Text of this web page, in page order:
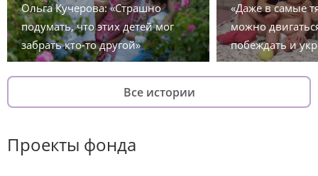
Ольга Кучерова: «Страшно
подумать, что этих детей мог
забрать кто-то другой»
«Даже в самые
можно
побеждать и
Все истории
Проекты фонда